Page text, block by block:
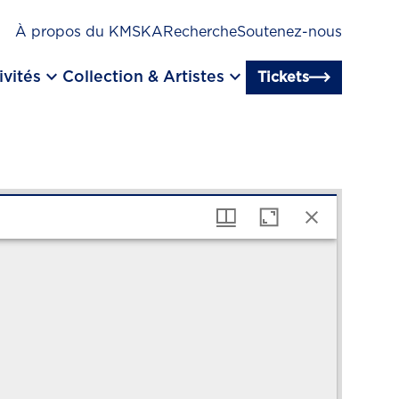
À propos du KMSKARechercheSoutenez-nous
keyboard_arrow_down Collection & Artistes keyboard_arrow_down Tickets